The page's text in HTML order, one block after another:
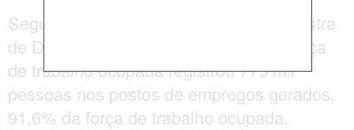
Segundo a Pesquisa Nacional por Amostra
de Domicílios Contínua Trimestral, a força
de trabalho ocupada registrou 775 mil
pessoas nos postos de empregos gerados,
91,6% da força de trabalho ocupada.